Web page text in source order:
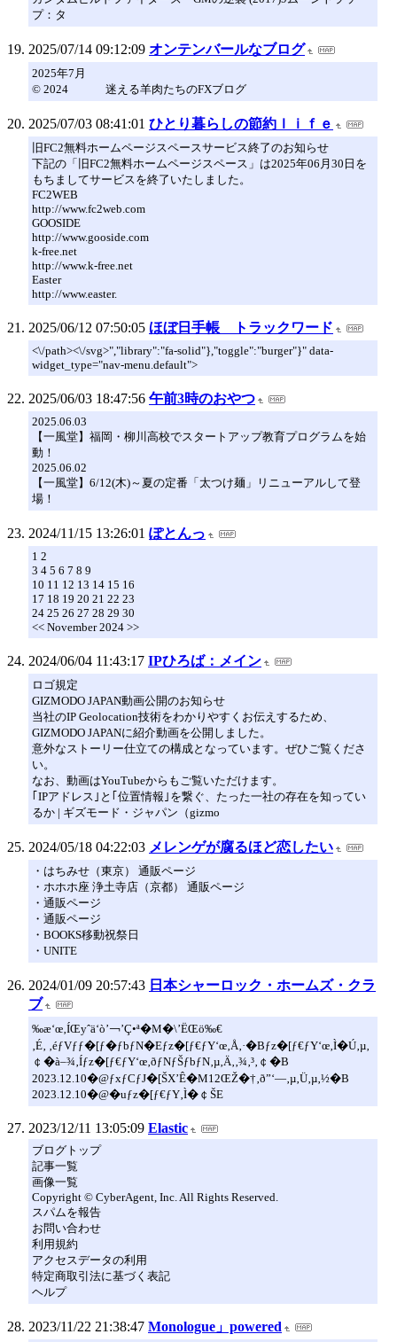
プ：タ
2025/07/14 09:12:09 オンテンバールなブログ
2025年7月
© 2024 迷える羊肉たちのFXブログ
2025/07/03 08:41:01 ひとり暮らしの節約ｌｉｆｅ
旧FC2無料ホームページスペースサービス終了のお知らせ
下記の「旧FC2無料ホームページスペース」は2025年06月30日を
もちましてサービスを終了いたしました。
FC2WEB
http://www.fc2web.com
GOOSIDE
http://www.gooside.com
k-free.net
http://www.k-free.net
Easter
http://www.easter.
2025/06/12 07:50:05 ほぼ日手帳 トラックワード
<\/path><\/svg>","library":"fa-solid"},"toggle":"burger"}" data-
widget_type="nav-menu.default">
2025/06/03 18:47:56 午前3時のおやつ
2025.06.03
【一風堂】福岡・柳川高校でスタートアップ教育プログラムを始
動！
2025.06.02
【一風堂】6/12(木)～夏の定番「太つけ麺」リニューアルして登
場！
2024/11/15 13:26:01 ぽとんっ
1 2
3 4 5 6 7 8 9
10 11 12 13 14 15 16
17 18 19 20 21 22 23
24 25 26 27 28 29 30
<< November 2024 >>
2024/06/04 11:43:17 IPひろば：メイン
ロゴ規定
GIZMODO JAPAN動画公開のお知らせ
当社のIP Geolocation技術をわかりやすくお伝えするため、
GIZMODO JAPANに紹介動画を公開しました。
意外なストーリー仕立ての構成となっています。ぜひご覧くださ
い。
なお、動画はYouTubeからもご覧いただけます。
｢IPアドレス｣と｢位置情報｣を繋ぐ、たった一社の存在を知ってい
るか | ギズモード・ジャパン（gizmo
2024/05/18 04:22:03 メレンゲが腐るほど恋したい
・はちみせ（東京） 通販ページ
・ホホホ座 浄土寺店（京都） 通販ページ
・通販ページ
・通販ページ
・BOOKS移動祝祭日
・UNITE
2024/01/09 20:57:43 日本シャーロック・ホームズ・クラ
ブ
‰æ‘œ‚ÍŒyˆä‘ò’￢’Ç•ª�M�\’ËŒö‰€
‚É‚ ‚éƒVƒƒ�[ƒ�ƒbƒN�Eƒz�[ƒ€ƒY‘œ‚Å‚·�Bƒz�[ƒ€ƒY‘œ‚Ì�Ú‚µ‚
￠�à–¾‚Íƒz�[ƒ€ƒY‘œ‚ðƒNƒŠƒbƒN‚µ‚Ä‚­‚¾‚³‚￠�B
2023.12.10�@ƒxƒCƒJ�[ŠX’Ê�M12ŒŽ�†‚ð”­‘—‚µ‚Ü‚µ‚½�B
2023.12.10�@�uƒz�[ƒ€ƒY‚Ì�￠ŠE
2023/12/11 13:05:09 Elastic
ブログトップ
記事一覧
画像一覧
Copyright © CyberAgent, Inc. All Rights Reserved.
スパムを報告
お問い合わせ
利用規約
アクセスデータの利用
特定商取引法に基づく表記
ヘルプ
2023/11/22 21:38:47 Monologue」powered